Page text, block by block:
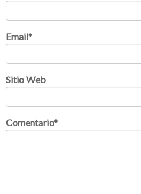
Email*
Sitio Web
Comentario*